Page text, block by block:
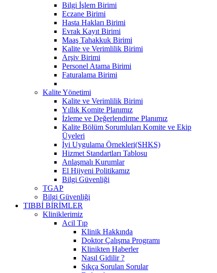
Bilgi İşlem Birimi
Eczane Birimi
Hasta Hakları Birimi
Evrak Kayıt Birimi
Maaş Tahakkuk Birimi
Kalite ve Verimlilik Birimi
Arşiv Birimi
Personel Atama Birimi
Faturalama Birimi
Kalite Yönetimi
Kalite ve Verimlilik Birimi
Yıllık Komite Planımız
İzleme ve Değerlendirme Planımız
Kalite Bölüm Sorumluları Komite ve Ekip
Üyeleri
İyi Uygulama Örnekleri(SHKS)
Hizmet Standartları Tablosu
Anlaşmalı Kurumlar
El Hijyeni Politikamız
Bilgi Güvenliği
TGAP
Bilgi Güvenliği
TIBBİ BİRİMLER
Kliniklerimiz
Acil Tıp
Klinik Hakkında
Doktor Çalışma Programı
Klinikten Haberler
Nasıl Gidilir ?
Sıkça Sorulan Sorular